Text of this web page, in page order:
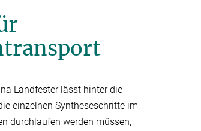
Landfester lässt hinter die
einzelnen Syntheseschritte im
durchlaufen werden müssen,